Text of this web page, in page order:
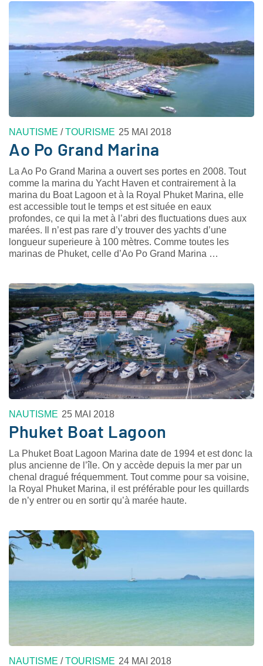
NAUTISME /TOURISME 25 MAI 2018
Ao Po Grand Marina
La Ao Po Grand Marina a ouvert ses portes en 2008. Tout
comme la marina du Yacht Haven et contrairement à la
marina du Boat Lagoon et à la Royal Phuket Marina, elle
est accessible tout le temps et est située en eaux
profondes, ce qui la met à l’abri des fluctuations dues aux
marées. Il n’est pas rare d’y trouver des yachts d’une
longueur superieure à 100 mètres. Comme toutes les
marinas de Phuket, celle d’Ao Po Grand Marina …
NAUTISME 25 MAI 2018
Phuket Boat Lagoon
La Phuket Boat Lagoon Marina date de 1994 et est donc la
plus ancienne de l’île. On y accède depuis la mer par un
chenal dragué fréquemment. Tout comme pour sa voisine,
la Royal Phuket Marina, il est préférable pour les quillards
de n’y entrer ou en sortir qu’à marée haute.
NAUTISME /TOURISME 24 MAI 2018